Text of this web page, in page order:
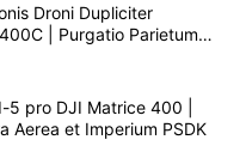
Droni Dupliciter
| Purgatio Parietum
5 pro DJI Matrice 400 |
Aerea et Imperium PSDK